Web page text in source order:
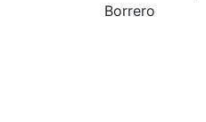
Borrero